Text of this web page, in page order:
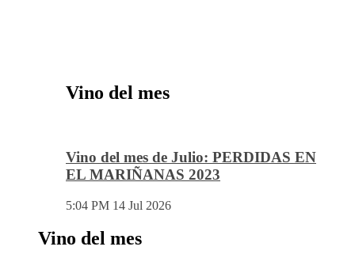
Vino del mes
Vino del mes de Julio: PERDIDAS EN
EL MARIÑANAS 2023
5:04 PM 14 Jul 2026
Vino del mes